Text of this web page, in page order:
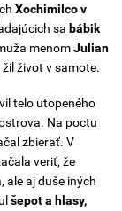
Xochimilco v
sa bábik
menomJulian
život v samote.
telo utopeného
Na poctu
zbierať. V
veriť, že
ale aj duše iných
šepot a hlasy,